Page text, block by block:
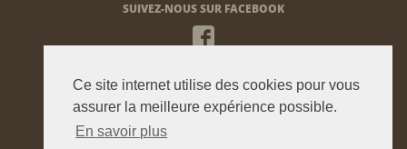
Ce site internet utilise des cookies pour vous
assurer la meilleure expérience possible.
En savoir plus
SUIVEZ-NOUS SUR FACEBOOK
NEWSLETTER
Pour vous tenir informé de notre actualité